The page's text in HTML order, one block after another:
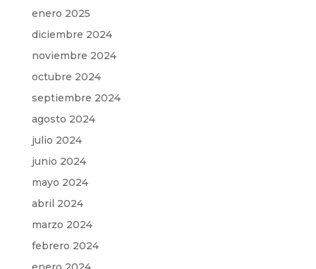
enero 2025
diciembre 2024
noviembre 2024
octubre 2024
septiembre 2024
agosto 2024
julio 2024
junio 2024
mayo 2024
abril 2024
marzo 2024
febrero 2024